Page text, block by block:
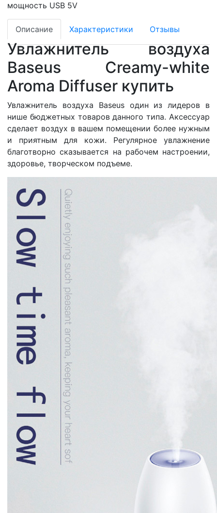
мощность USB 5V
Описание Характеристики Отзывы
Увлажнитель воздуха
Baseus Creamy-white
Aroma Diffuser купить
Увлажнитель воздуха Baseus один из лидеров в
нише бюджетных товаров данного типа. Аксессуар
сделает воздух в вашем помещении более нужным
и приятным для кожи. Регулярное увлажнение
благотворно сказывается на рабочем настроении,
здоровье, творческом подъеме.